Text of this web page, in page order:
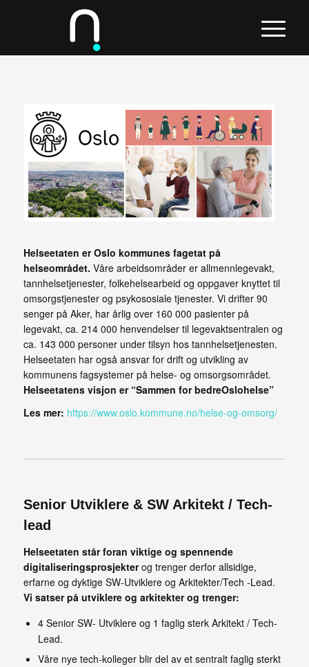
Helseetaten er Oslo kommunes fagetat på
helseområdet. Våre arbeidsområder er allmennlegevakt,
tannhelsetjenester, folkehelsearbeid og oppgaver knyttet til
omsorgstjenester og psykososiale tjenester. Vi drifter 90
senger på Aker, har årlig over 160 000 pasienter på
legevakt, ca. 214 000 henvendelser til legevaktsentralen og
ca. 143 000 personer under tilsyn hos tannhelsetjenesten.
Helseetaten har også ansvar for drift og utvikling av
kommunens fagsystemer på helse- og omsorgsområdet.
Helseetatens visjon er “Sammen for bedreOslohelse”
Les mer: https://www.oslo.kommune.no/helse-og-omsorg/
Senior Utviklere & SW Arkitekt / Tech-
lead
Helseetaten står foran viktige og spennende
digitaliseringsprosjekterog trenger derfor allsidige,
erfarne og dyktige SW-Utviklere og Arkitekter/Tech -Lead.
Vi satser på utviklere og arkitekter og trenger:
4 Senior SW- Utviklere og 1 faglig sterk Arkitekt / Tech-
Lead.
Våre nye tech-kolleger blir del av et sentralt faglig sterkt